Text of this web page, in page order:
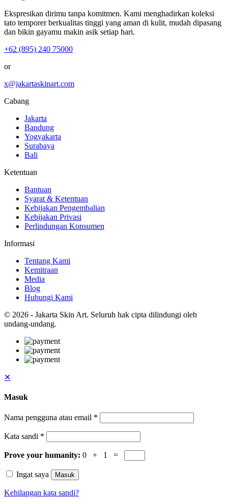
Ekspresikan dirimu tanpa komitmen. Kami menghadirkan koleksi
tato temporer berkualitas tinggi yang aman di kulit, mudah dipasang
dan bikin gayamu makin asik setiap hari.
+62 (895) 240 75000
or
x@jakartaskinart.com
Cabang
Jakarta
Bandung
Yogyakarta
Surabaya
Bali
Ketentuan
Bantuan
Syarat & Ketentuan
Kebijakan Pengembalian
Kebijakan Privasi
Perlindungan Konsumen
Informasi
Tentang Kami
Kemitraan
Media
Blog
Hubungi Kami
© 2026 - Jakarta Skin Art. Seluruh hak cipta dilindungi oleh
undang-undang.
✕
Masuk
Nama pengguna atau email *
Kata sandi *
Prove your humanity: 0 + 1 =
Ingat saya Masuk
Kehilangan kata sandi?